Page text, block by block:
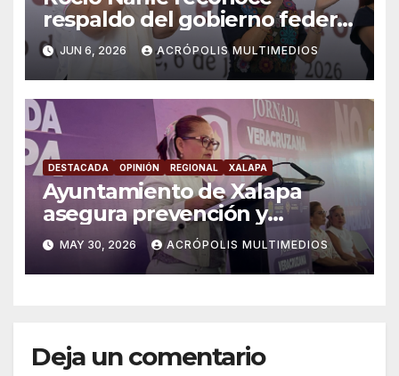
respaldo del gobierno federal
en beneficio de los jóvenes
JUN 6, 2026 ACRÓPOLIS MULTIMEDIOS
DESTACADA OPINIÓN REGIONAL XALAPA
Ayuntamiento de Xalapa
asegura prevención y
atención a violencia de
género
MAY 30, 2026 ACRÓPOLIS MULTIMEDIOS
Deja un comentario